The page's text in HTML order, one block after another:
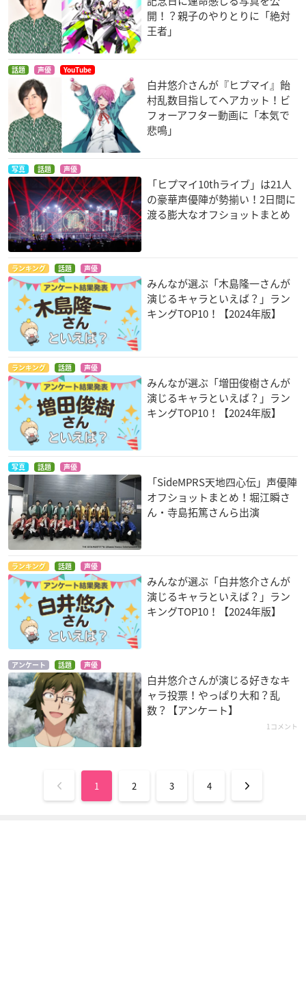
開！？親子のやりとりに「絶対
王者」
話題 声優 YouTube
白井悠介さんが『ヒプマイ』飴
村乱数目指してヘアカット！ビ
フォーアフター動画に「本気で
悲鳴」
写真 話題 声優
「ヒプマイ10thライブ」は21人
の豪華声優陣が勢揃い！2日間に
渡る膨大なオフショットまとめ
ランキング 話題 声優
みんなが選ぶ「木島隆一さんが
演じるキャラといえば？」ラン
キングTOP10！【2024年版】
ランキング 話題 声優
みんなが選ぶ「増田俊樹さんが
演じるキャラといえば？」ラン
キングTOP10！【2024年版】
写真 話題 声優
「SideMPRS天地四心伝」声優陣
オフショットまとめ！堀江瞬さ
ん・寺島拓篤さんら出演
ランキング 話題 声優
みんなが選ぶ「白井悠介さんが
演じるキャラといえば？」ラン
キングTOP10！【2024年版】
アンケート 話題 声優
白井悠介さんが演じる好きなキ
ャラ投票！やっぱり大和？乱
数？【アンケート】
1コメント
1 2 3 4